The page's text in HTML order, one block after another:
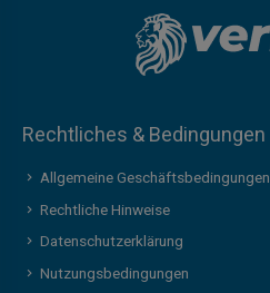
Rechtliches & Bedingungen
Allgemeine Geschäftsbedingungen
Rechtliche Hinweise
Datenschutzerklärung
Nutzungsbedingungen